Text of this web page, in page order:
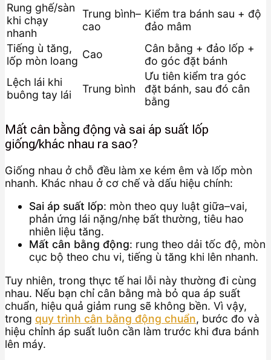
Rung ghế/sàn
khi chạy
nhanh
Trung bình–
cao
Kiểm tra bánh sau + độ
đảo mâm
Tiếng ù tăng,
lốp mòn loang
Cao
Cân bằng + đảo lốp +
đo góc đặt bánh
Lệch lái khi
buông tay lái
Trung bình
Ưu tiên kiểm tra góc
đặt bánh, sau đó cân
bằng
Mất cân bằng động và sai áp suất lốp
giống/khác nhau ra sao?
Giống nhau ở chỗ đều làm xe kém êm và lốp mòn
nhanh. Khác nhau ở cơ chế và dấu hiệu chính:
Sai áp suất lốp: mòn theo quy luật giữa–vai,
phản ứng lái nặng/nhẹ bất thường, tiêu hao
nhiên liệu tăng.
Mất cân bằng động: rung theo dải tốc độ, mòn
cục bộ theo chu vi, tiếng ù tăng khi lên nhanh.
Tuy nhiên, trong thực tế hai lỗi này thường đi cùng
nhau. Nếu bạn chỉ cân bằng mà bỏ qua áp suất
chuẩn, hiệu quả giảm rung sẽ không bền. Vì vậy,
trong quy trình cân bằng động chuẩn, bước đo và
hiệu chỉnh áp suất luôn cần làm trước khi đưa bánh
lên máy.